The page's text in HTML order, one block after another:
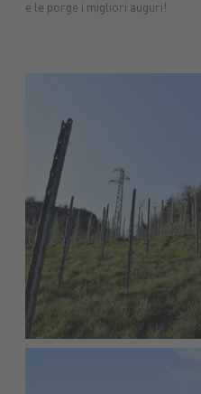
e le porge i migliori auguri!